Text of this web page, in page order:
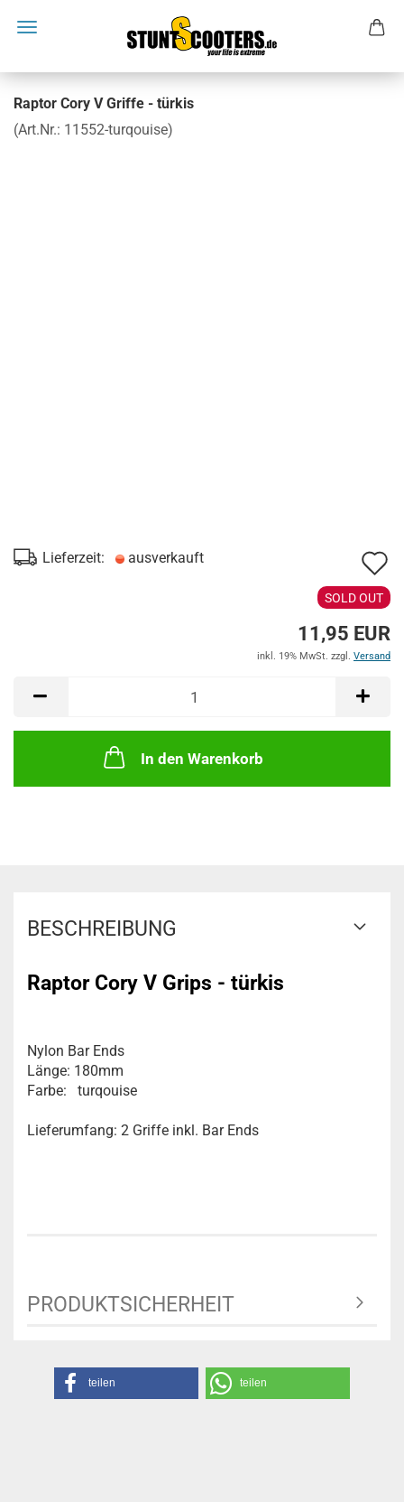
Raptor Cory V Griffe - türkis
(Art.Nr.: 11552-turqouise)
Lieferzeit: ausverkauft
SOLD OUT
11,95 EUR
inkl. 19% MwSt. zzgl. Versand
In den Warenkorb
BESCHREIBUNG
Raptor Cory V Grips - türkis
Nylon Bar Ends
Länge: 180mm
Farbe: turqouise
Lieferumfang: 2 Griffe inkl. Bar Ends
PRODUKTSICHERHEIT
teilen teilen